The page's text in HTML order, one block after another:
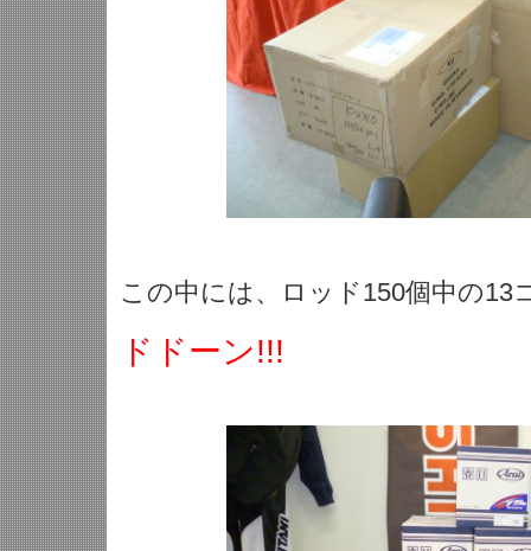
この中には、ロッド150個中の13
ドドーン!!!